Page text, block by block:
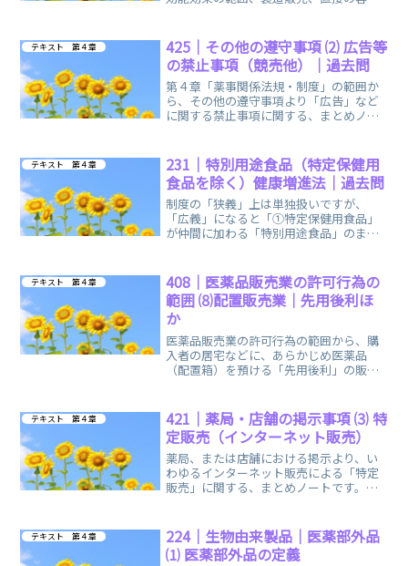
テキスト 第４章
425｜その他の遵守事項 ⑵ 広告等
の禁止事項（競売他）｜過去問
第４章「薬事関係法規・制度」の範囲か
ら、その他の遵守事項より「広告」など
に関する禁止事項に関する、まとめノー
テキスト 第４章
231｜特別用途食品（特定保健用
食品を除く）健康増進法｜過去問
制度の「狭義」上は単独扱いですが、
「広義」になると「①特定保健用食品」
が仲間に加わる「特別用途食品」のまと
テキスト 第４章
408｜医薬品販売業の許可行為の
範囲 ⑻配置販売業｜先用後利ほ
か
医薬品販売業の許可行為の範囲から、購
入者の居宅などに、あらかじめ医薬品
（配置箱）を預ける「先用後利」の販売
テキスト 第４章
421｜薬局・店舗の掲示事項 ⑶ 特
定販売（インターネット販売）
薬局、または店舗における掲示より、い
わゆるインターネット販売による「特定
販売」に関する、まとめノートです。特
テキスト 第４章
224｜生物由来製品｜医薬部外品
⑴ 医薬部外品の定義